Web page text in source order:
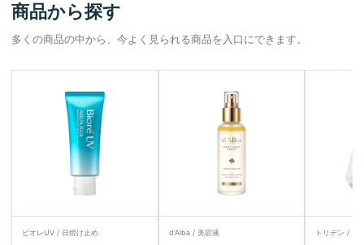
商品から探す
多くの商品の中から、今よく見られる商品を入口にできます。
ビオレUV / 日焼け止め d'Alba / 美容液 トリデン / リ